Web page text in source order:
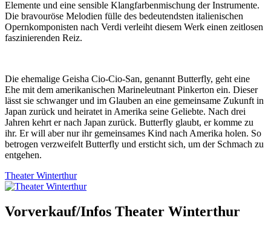
Elemente und eine sensible Klangfarbenmischung der Instrumente.
Die bravouröse Melodien fülle des bedeutendsten italienischen
Opernkomponisten nach Verdi verleiht diesem Werk einen zeitlosen
faszinierenden Reiz.
Die ehemalige Geisha Cio-Cio-San, genannt Butterfly, geht eine
Ehe mit dem amerikanischen Marineleutnant Pinkerton ein. Dieser
lässt sie schwanger und im Glauben an eine gemeinsame Zukunft in
Japan zurück und heiratet in Amerika seine Geliebte. Nach drei
Jahren kehrt er nach Japan zurück. Butterfly glaubt, er komme zu
ihr. Er will aber nur ihr gemeinsames Kind nach Amerika holen. So
betrogen verzweifelt Butterfly und ersticht sich, um der Schmach zu
entgehen.
Theater Winterthur
Vorverkauf/Infos Theater Winterthur